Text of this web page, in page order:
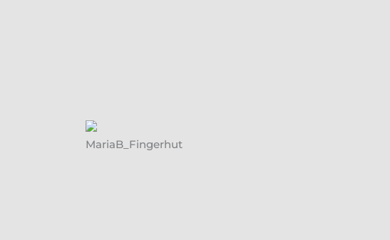
MariaB_Fingerhut